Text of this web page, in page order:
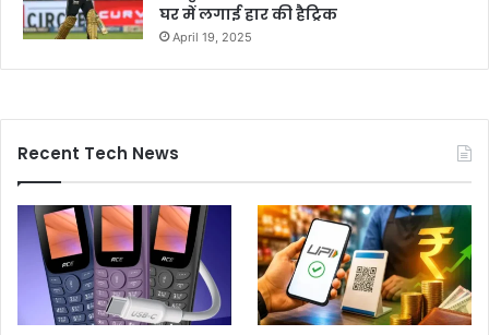
घर में लगाई हार की हैट्रिक
April 19, 2025
Recent Tech News